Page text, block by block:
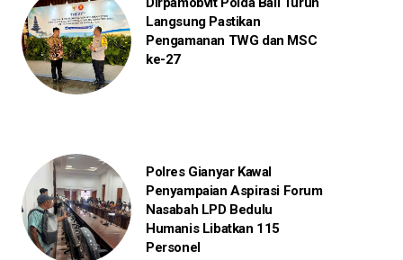
Langsung Pastikan
Pengamanan TWG dan MSC
ke-27
Polres Gianyar Kawal
Penyampaian Aspirasi Forum
Nasabah LPD Bedulu
Humanis Libatkan 115
Personel